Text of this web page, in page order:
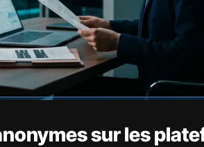
sur les